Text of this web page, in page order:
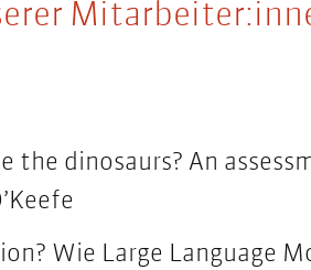
the dinosaurs? An
Wie Large Language